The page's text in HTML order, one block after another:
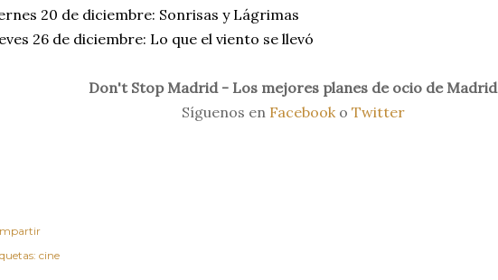
20 de diciembre: Sonrisas y Lágrimas
26 de diciembre: Lo que el viento se llevó
Don't Stop Madrid - Los mejores planes de ocio de Madrid
Síguenos en Facebooko Twitter
cine